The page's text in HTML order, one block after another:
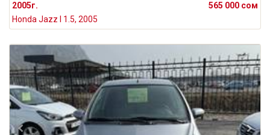
2005г.
565 000 сом
Honda Jazz I 1.5, 2005